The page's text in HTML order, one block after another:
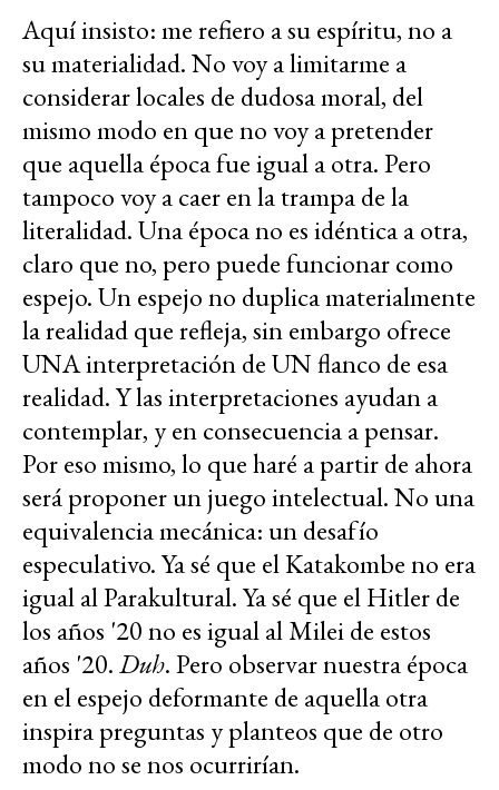
Aquí insisto: me refiero a su espíritu, no a
su materialidad. No voy a limitarme a
considerar locales de dudosa moral, del
mismo modo en que no voy a pretender
que aquella época fue igual a otra. Pero
tampoco voy a caer en la trampa de la
literalidad. Una época no es idéntica a otra,
claro que no, pero puede funcionar como
espejo. Un espejo no duplica materialmente
la realidad que refleja, sin embargo ofrece
UNA interpretación de UN flanco de esa
realidad. Y las interpretaciones ayudan a
contemplar, y en consecuencia a pensar.
Por eso mismo, lo que haré a partir de ahora
será proponer un juego intelectual. No una
equivalencia mecánica: un desafío
especulativo. Ya sé que el Katakombe no era
igual al Parakultural. Ya sé que el Hitler de
los años '20 no es igual al Milei de estos
años '20.Duh. Pero observar nuestra época
en el espejo deformante de aquella otra
inspira preguntas y planteos que de otro
modo no se nos ocurrirían.